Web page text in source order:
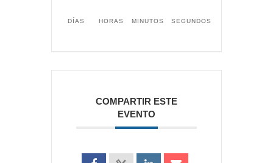
DÍAS HORAS MINUTOS SEGUNDOS
COMPARTIR ESTE
EVENTO